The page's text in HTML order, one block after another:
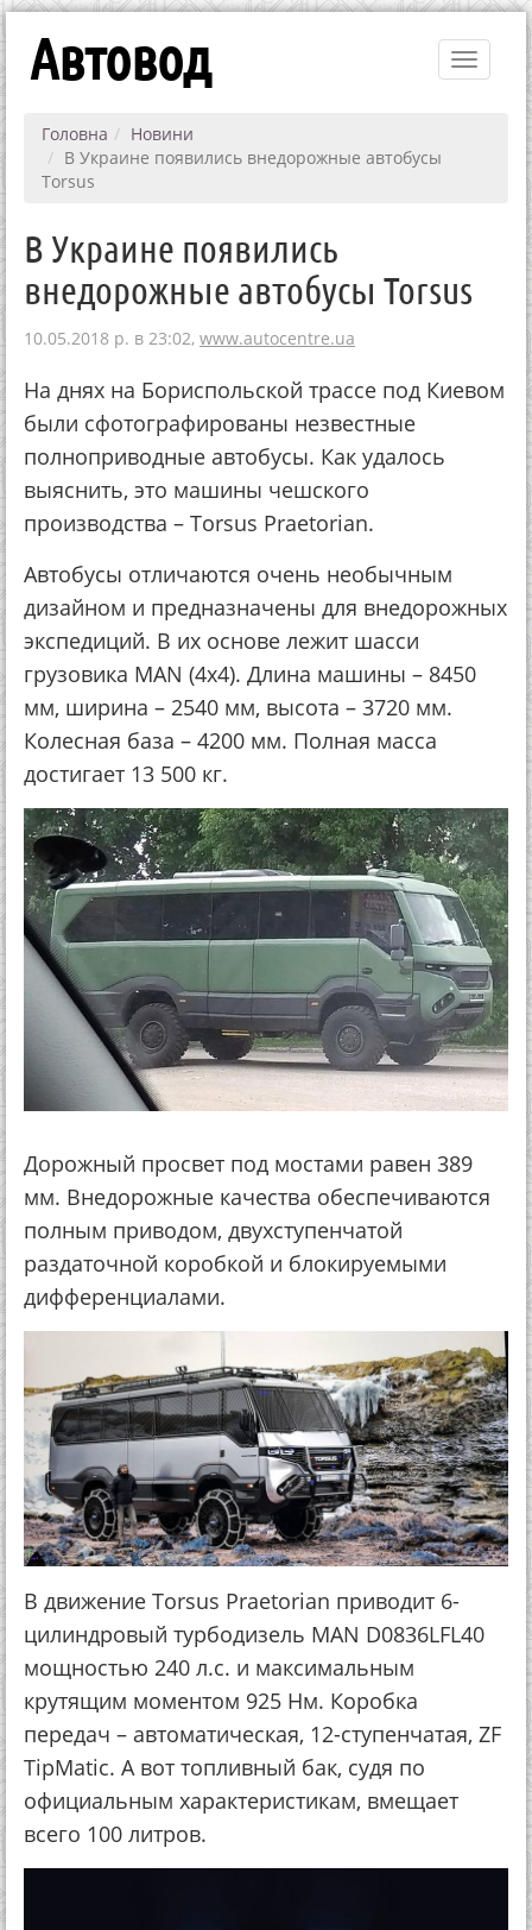
Toggle
Автовод
Головна
Новини
В Украине появились внедорожные автобусы
Torsus
В Украине появились
внедорожные автобусы Torsus
10.05.2018 р. в 23:02, www.autocentre.ua
На днях на Бориспольской трассе под Киевом
были сфотографированы незвестные
полноприводные автобусы. Как удалось
выяснить, это машины чешского
производства – Torsus Praetorian.
Автобусы отличаются очень необычным
дизайном и предназначены для внедорожных
экспедиций. В их основе лежит шасси
грузовика MAN (4х4). Длина машины – 8450
мм, ширина – 2540 мм, высота – 3720 мм.
Колесная база – 4200 мм. Полная масса
достигает 13 500 кг.
Дорожный просвет под мостами равен 389
мм. Внедорожные качества обеспечиваются
полным приводом, двухступенчатой
раздаточной коробкой и блокируемыми
дифференциалами.
В движение Torsus Praetorian приводит 6-
цилиндровый турбодизель MAN D0836LFL40
мощностью 240 л.с. и максимальным
крутящим моментом 925 Нм. Коробка
передач – автоматическая, 12-ступенчатая, ZF
TipMatic. А вот топливный бак, судя по
официальным характеристикам, вмещает
всего 100 литров.